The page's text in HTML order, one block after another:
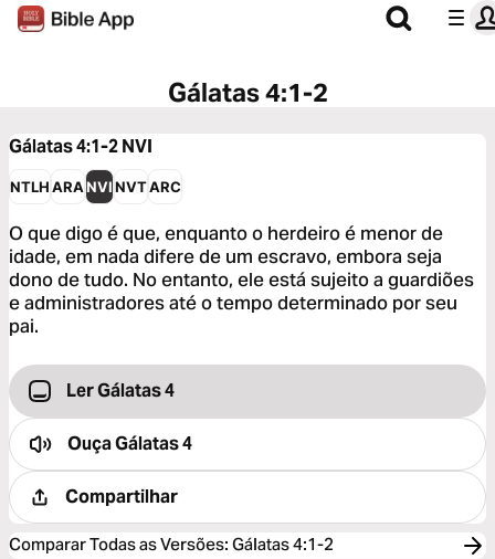
Gálatas 4:1-2
Gálatas 4:1-2NVI
NTLHARANVINVTARC
O que digo é que, enquanto o herdeiro é menor de
idade, em nada difere de um escravo, embora seja
dono de tudo. No entanto, ele está sujeito a guardiões
e administradores até o tempo determinado por seu
pai.
Ler Gálatas 4
OuçaGálatas 4
Compartilhar
Comparar Todas as Versões: Gálatas 4:1-2